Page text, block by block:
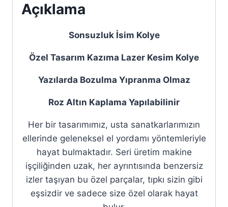
Açıklama
Sonsuzluk İsim Kolye
Özel Tasarım Kazıma Lazer Kesim Kolye
Yazılarda Bozulma Yıpranma Olmaz
Roz Altın Kaplama Yapılabilinir
Her bir tasarımımız, usta sanatkarlarımızın
ellerinde geleneksel el yordamı yöntemleriyle
hayat bulmaktadır. Seri üretim makine
işçiliğinden uzak, her ayrıntısında benzersiz
izler taşıyan bu özel parçalar, tıpkı sizin gibi
eşsizdir ve sadece size özel olarak hayat